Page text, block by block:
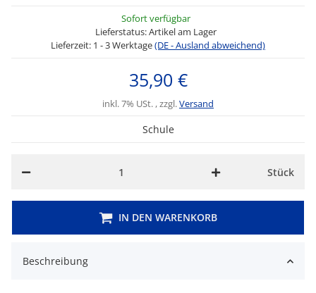
Sofort verfügbar
Lieferstatus: Artikel am Lager
Lieferzeit: 1 - 3 Werktage(DE - Ausland abweichend)
35,90 €
inkl. 7% USt. , zzgl.Versand
Schule
Stück
IN DEN WARENKORB
Beschreibung